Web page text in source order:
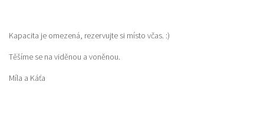
Kapacita je omezená, rezervujte si místo včas. :)
Těšíme se na viděnou a voněnou.
Míla a Káťa